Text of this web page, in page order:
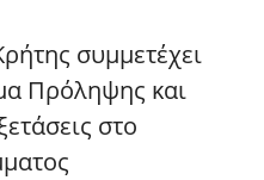
συμμετέχει
Πρόληψης και
στο